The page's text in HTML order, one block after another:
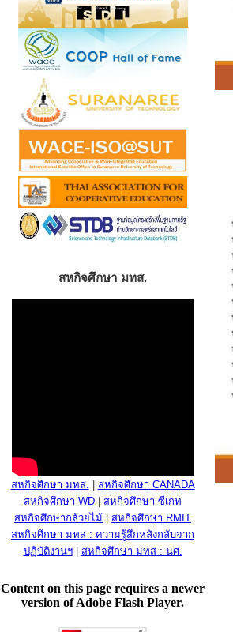
สหกิจศึกษา มทส.
สหกิจศึกษา มทส.
สหกิจศึกษา CANADA
สหกิจศึกษา WD
สหกิจศึกษา ซีเกท
สหกิจศึกษากล้วยไม้
สหกิจศึกษา RMIT
สหกิจศึกษา มทส : ความรู้สึกหลังกลับจาก
ปฏิบัติงานฯ| สหกิจศึกษา มทส : นศ.
Content on this page requires a newer
version of Adobe Flash Player.